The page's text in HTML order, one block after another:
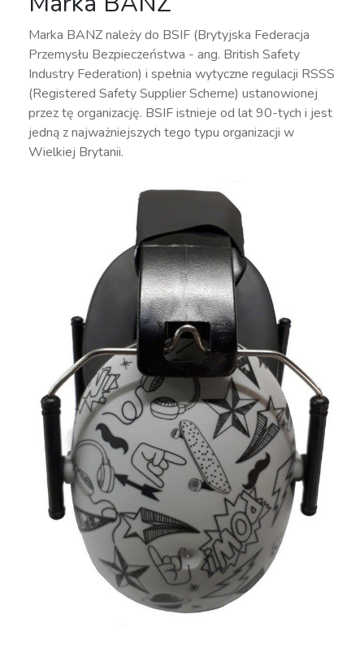
Marka BANZ należy do BSIF (Brytyjska Federacja
Przemysłu Bezpieczeństwa - ang. British Safety
Industry Federation) i spełnia wytyczne regulacji RSSS
(Registered Safety Supplier Scheme) ustanowionej
przez tę organizację. BSIF istnieje od lat 90-tych i jest
jedną z najważniejszych tego typu organizacji w
Wielkiej Brytanii.